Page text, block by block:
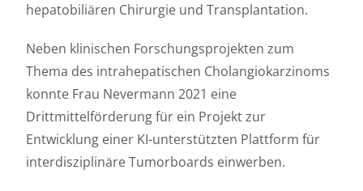
hepatobiliären Chirurgie und Transplantation.
Neben klinischen Forschungsprojekten zum
Thema des intrahepatischen Cholangiokarzinoms
konnte Frau Nevermann 2021 eine
Drittmittelförderung für ein Projekt zur
Entwicklung einer KI-unterstützten Plattform für
interdisziplinäre Tumorboards einwerben.